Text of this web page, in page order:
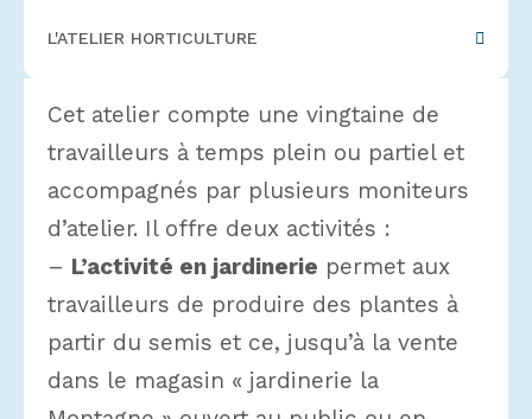
L'ATELIER HORTICULTURE
Cet atelier compte une vingtaine de
travailleurs à temps plein ou partiel et
accompagnés par plusieurs moniteurs
d’atelier. Il offre deux activités :
– L’activité en jardinerie permet aux
travailleurs de produire des plantes à
partir du semis et ce, jusqu’à la vente
dans le magasin « jardinerie la